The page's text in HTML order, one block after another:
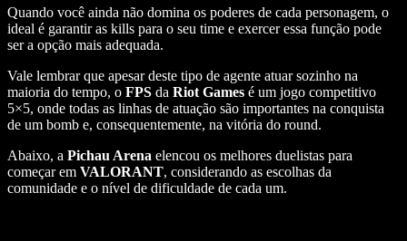
Quando você ainda não domina os poderes de cada personagem, o
ideal é garantir as kills para o seu time e exercer essa função pode
ser a opção mais adequada.
Vale lembrar que apesar deste tipo de agente atuar sozinho na
maioria do tempo, o FPS da Riot Games é um jogo competitivo
5×5, onde todas as linhas de atuação são importantes na conquista
de um bomb e, consequentemente, na vitória do round.
Abaixo, a Pichau Arena elencou os melhores duelistas para
começar em VALORANT, considerando as escolhas da
comunidade e o nível de dificuldade de cada um.